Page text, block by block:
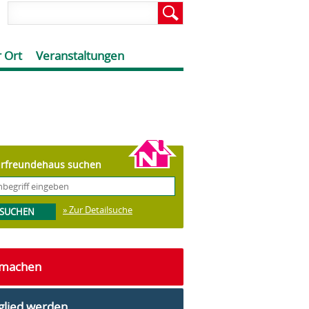
Ort Veranstaltungen
suchen
» Zur Detailsuche